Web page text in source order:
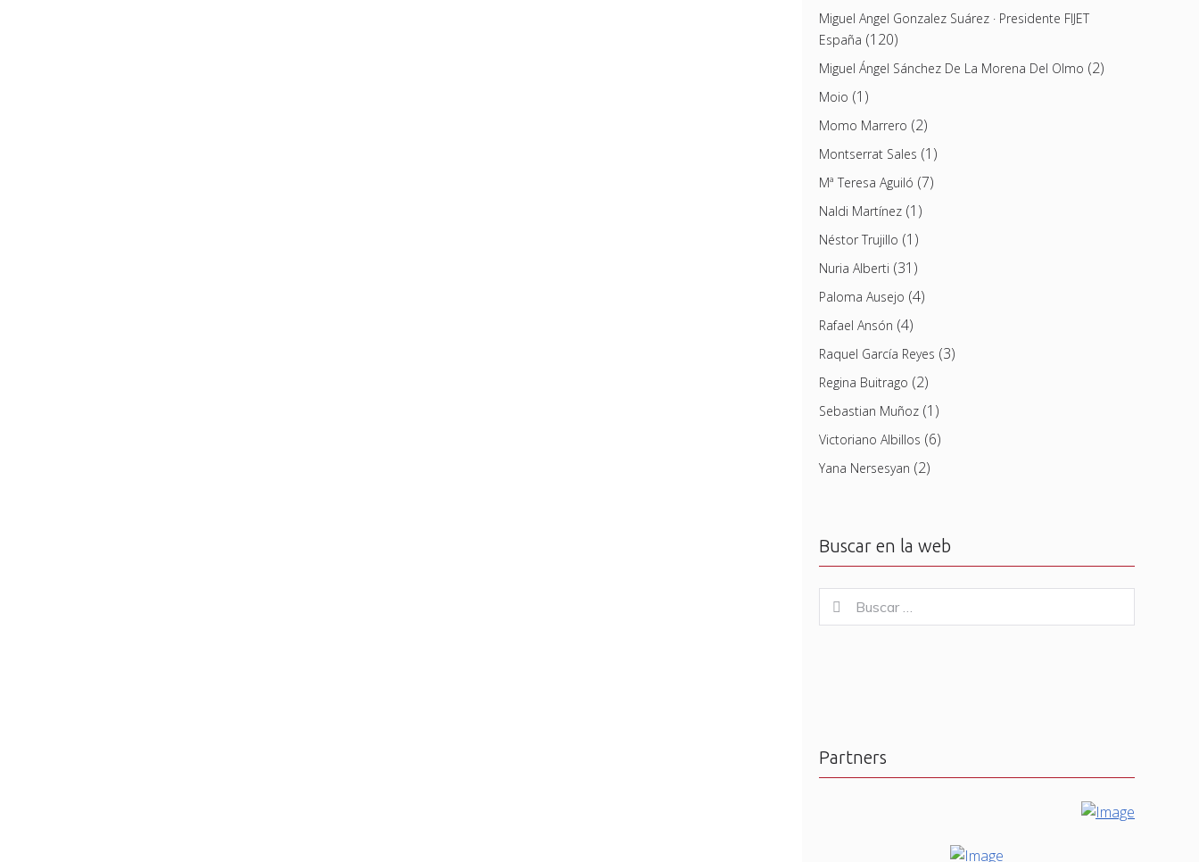
Miguel Angel Gonzalez Suárez · Presidente FIJET
España (120)
Miguel Ángel Sánchez De La Morena Del Olmo (2)
Moio (1)
Momo Marrero (2)
Montserrat Sales (1)
Mª Teresa Aguiló (7)
Naldi Martínez(1)
Néstor Trujillo (1)
Nuria Alberti (31)
Paloma Ausejo (4)
Rafael Ansón (4)
Raquel García Reyes (3)
Regina Buitrago (2)
Sebastian Muñoz(1)
Victoriano Albillos (6)
Yana Nersesyan (2)
Buscar en la web
for:
Buscar
Partners